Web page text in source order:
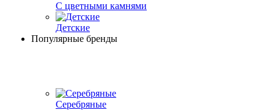
С цветными камнями
Детские
Популярные бренды
Серебряные